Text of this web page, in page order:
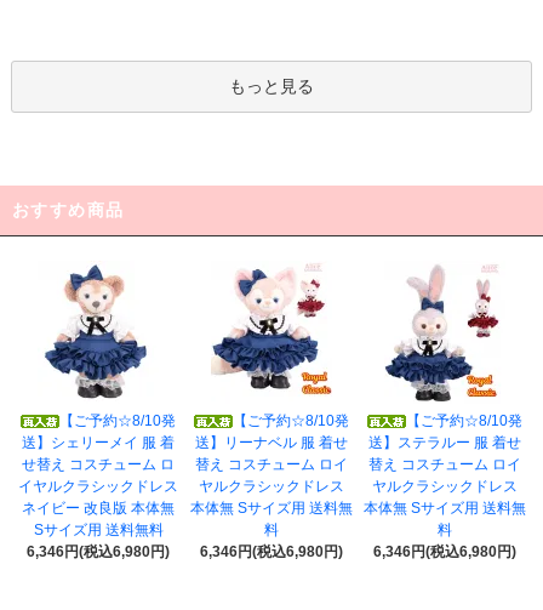
もっと見る
おすすめ商品
【ご予約☆8/10発
送】シェリーメイ 服 着
せ替え コスチューム ロ
イヤルクラシックドレス
ネイビー 改良版 本体無
Sサイズ用 送料無料
6,346円(税込6,980円)
【ご予約☆8/10発
送】リーナベル 服 着せ
替え コスチューム ロイ
ヤルクラシックドレス
本体無 Sサイズ用 送料無
料
6,346円(税込6,980円)
【ご予約☆8/10発
送】ステラルー 服 着せ
替え コスチューム ロイ
ヤルクラシックドレス
本体無 Sサイズ用 送料無
料
6,346円(税込6,980円)